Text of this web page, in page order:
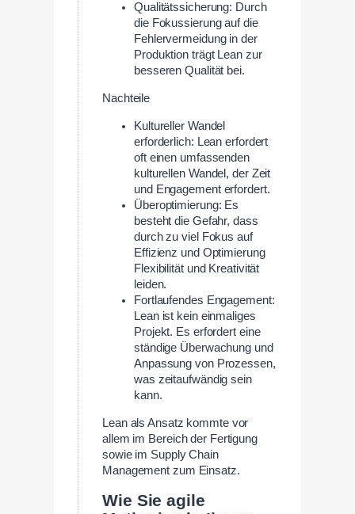
Qualitätssicherung: Durch
die Fokussierung auf die
Fehlervermeidung in der
Produktion trägt Lean zur
besseren Qualität bei.
Nachteile
Kultureller Wandel
erforderlich: Lean erfordert
oft einen umfassenden
kulturellen Wandel, der Zeit
und Engagement erfordert.
Überoptimierung: Es
besteht die Gefahr, dass
durch zu viel Fokus auf
Effizienz und Optimierung
Flexibilität und Kreativität
leiden.
Fortlaufendes Engagement:
Lean ist kein einmaliges
Projekt. Es erfordert eine
ständige Überwachung und
Anpassung von Prozessen,
was zeitaufwändig sein
kann.
Lean als Ansatz kommte vor
allem im Bereich der Fertigung
sowie im Supply Chain
Management zum Einsatz.
Wie Sie agile